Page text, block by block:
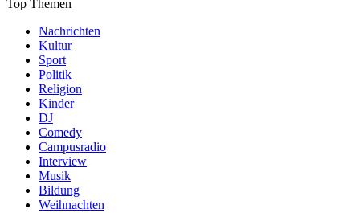
Top Themen
Nachrichten
Kultur
Sport
Politik
Religion
Kinder
DJ
Comedy
Campusradio
Interview
Musik
Bildung
Weihnachten